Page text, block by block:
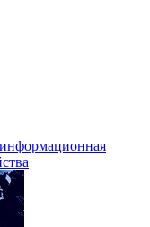
информационная